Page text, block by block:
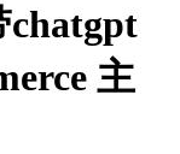
chatgpt
主